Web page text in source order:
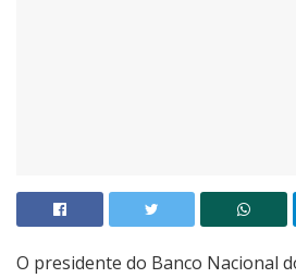
O presidente do Banco Nacional